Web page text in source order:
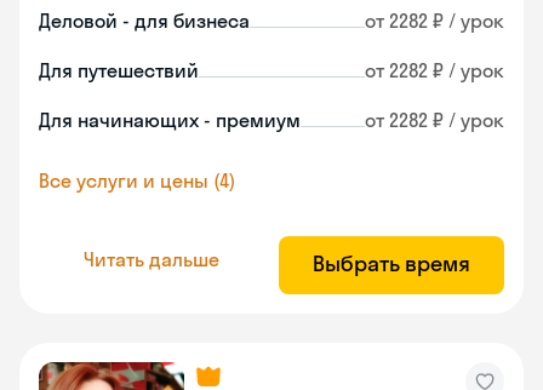
Деловой - для бизнеса от 2282 ₽ / урок
Для путешествий от 2282 ₽ / урок
Для начинающих - премиум от 2282 ₽ / урок
Все услуги и цены (4)
Читать дальше Выбрать время